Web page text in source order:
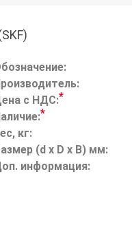
с НДС:*
*
кг:
(d x D x B) мм:
информация: